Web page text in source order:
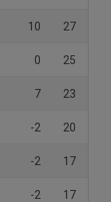
10 27
0 25
7 23
-2 20
-2 17
-2 17